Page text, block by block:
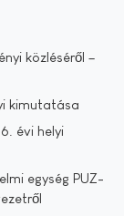
közléséről –
kimutatása
évi helyi
egység PUZ-